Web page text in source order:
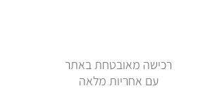
רכישה מאובטחת באתר
עם אחריות מלאה